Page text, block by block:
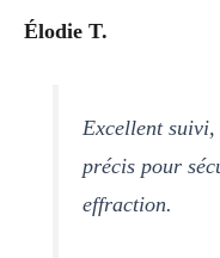
Élodie T.
Excellent
précis pour
effraction.